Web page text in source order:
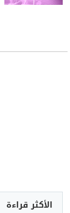
الأكثر قراءة